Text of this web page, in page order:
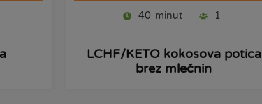
40 minut 1
LCHF/KETO kokosova potica
brez mlečnin